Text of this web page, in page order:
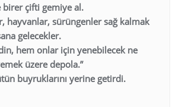
birer çifti gemiye al.
hayvanlar, sürüngenler sağ kalmak
gelecekler.
hem onlar için yenebilecek ne
üzere depola.”
buyruklarını yerine getirdi.